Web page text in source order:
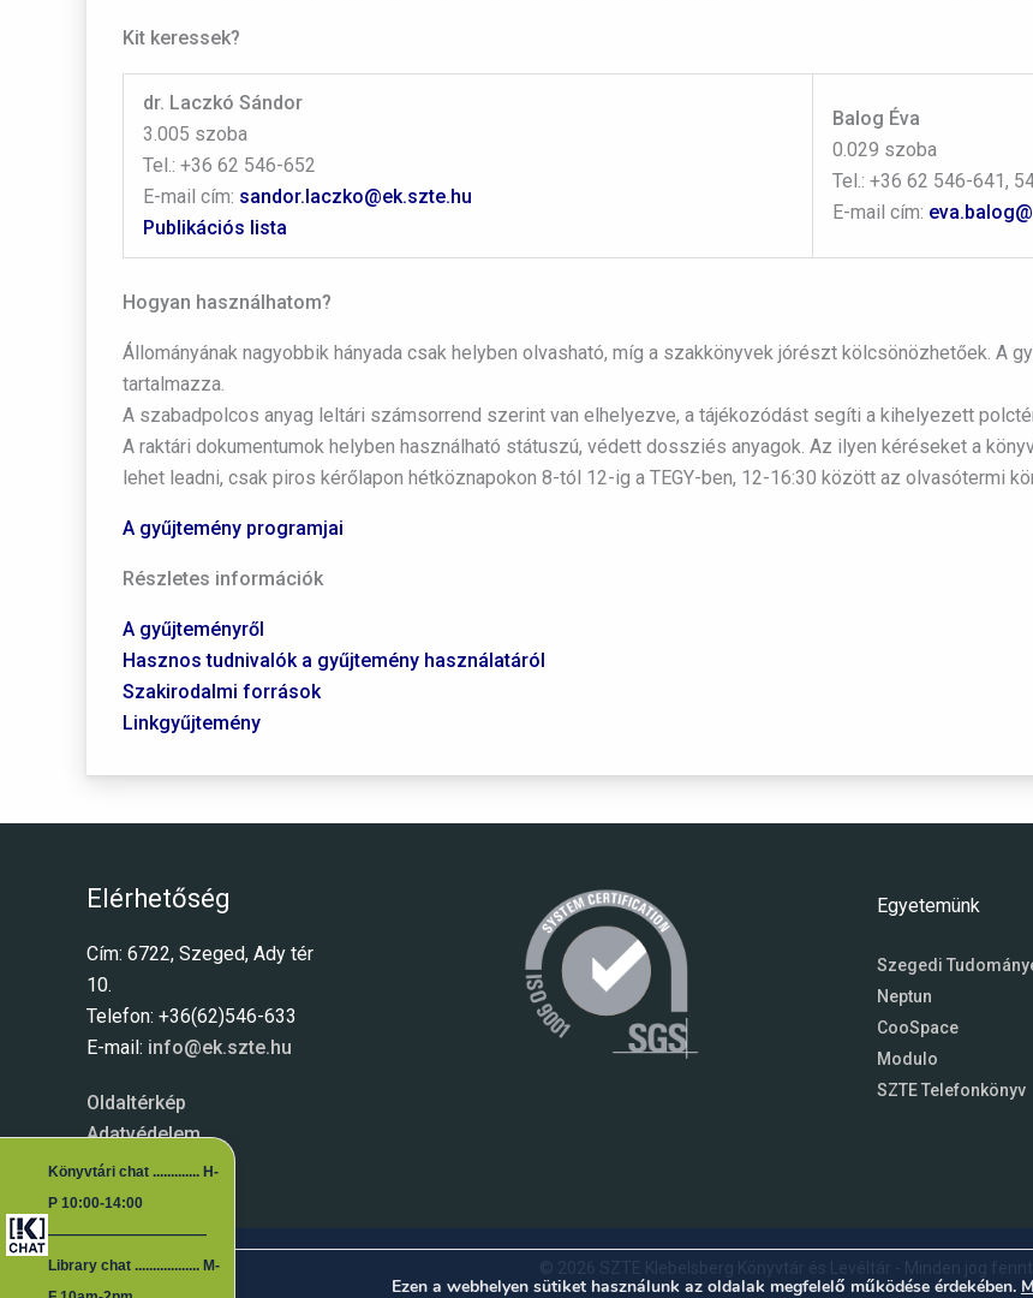
Könyvtári chat ............. H-
P 10:00-14:00
―――――――――――
Library chat .................. M-
Kit keressek?
dr. Laczkó Sándor
3.005 szoba
Tel.: +36 62 546-652
E-mail cím: sandor.laczko@ek.szte.hu
Publikációs lista
Balog Éva
0.029 szoba
Tel.: +36 62 546-641,
E-mail cím:
Hogyan használhatom?
Állományának nagyobbik hányada csak helyben olvasható, míg a szakkönyvek jórészt kölcsönözhetőek. A
tartalmazza.
A szabadpolcos anyag leltári számsorrend szerint van elhelyezve, a tájékozódást segíti a kihelyezett
A raktári dokumentumok helyben használható státuszú, védett dossziés anyagok. Az ilyen kéréseket a
lehet leadni, csak piros kérőlapon hétköznapokon 8-tól 12-ig a TEGY-ben, 12-16:30 között az olvasótermi
A gyűjtemény programjai
Részletes információk
A gyűjteményről
Hasznos tudnivalók a gyűjtemény használatáról
Szakirodalmi források
Linkgyűjtemény
Elérhetőség
Cím: 6722, Szeged, Ady tér
10.
Telefon: +36(62)546-633
E-mail: info@ek.szte.hu
Oldaltérkép
Adatvédelem
Egyetemünk
Szegedi
Neptun
CooSpace
Modulo
SZTE Telefonkönyv
Ezen a webhelyen sütiket használunk az oldalak megfelelő működése érdekében.